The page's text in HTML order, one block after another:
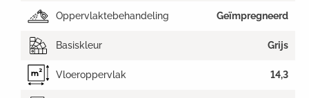
Oppervlaktebehandeling Geïmpregneerd
Basiskleur Grijs
Vloeroppervlak 14,3